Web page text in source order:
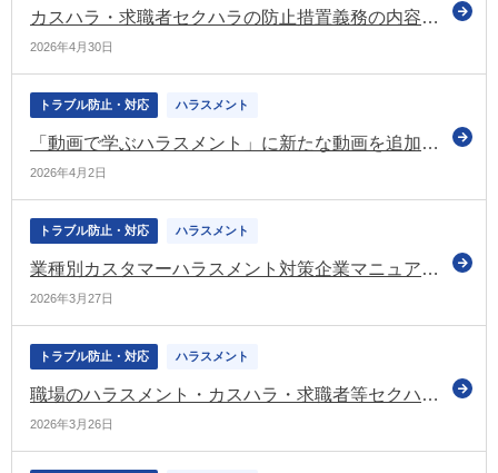
カスハラ・求職者セクハラの防止措置義務の内容も盛り込んだQ＆Aなどを公表（厚労省）
2026年4月30日
トラブル防止・対応 ハラスメント
「動画で学ぶハラスメント」に新たな動画を追加（令和8年3月）（あかるい職場応援団）
2026年4月2日
トラブル防止・対応 ハラスメント
業種別カスタマーハラスメント対策企業マニュアル （宅配業編）等を作成・公表（厚労省）
2026年3月27日
トラブル防止・対応 ハラスメント
職場のハラスメント・カスハラ・求職者等セクハラ対策のリーフレットを公表（令和8年3月）（あかるい職場応援団）
2026年3月26日